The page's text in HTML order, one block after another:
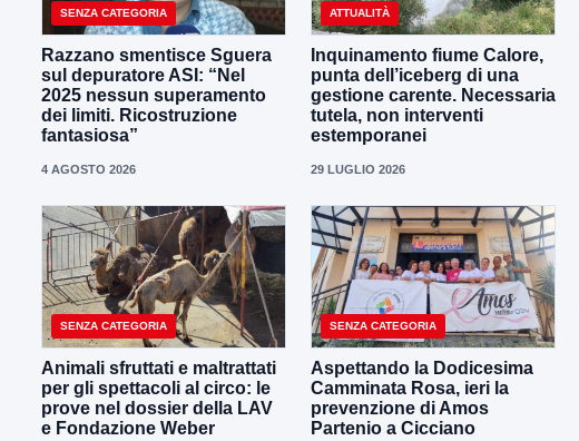
SENZA CATEGORIA
Razzano smentisce Sguera
sul depuratore ASI: “Nel
2025 nessun superamento
dei limiti. Ricostruzione
fantasiosa”
4 AGOSTO 2026
ATTUALITÀ
Inquinamento fiume Calore,
punta dell’iceberg di una
gestione carente. Necessaria
tutela, non interventi
estemporanei
29 LUGLIO 2026
SENZA CATEGORIA
Animali sfruttati e maltrattati
per gli spettacoli al circo: le
prove nel dossier della LAV
e Fondazione Weber
SENZA CATEGORIA
Aspettando la Dodicesima
Camminata Rosa, ieri la
prevenzione di Amos
Partenio a Cicciano